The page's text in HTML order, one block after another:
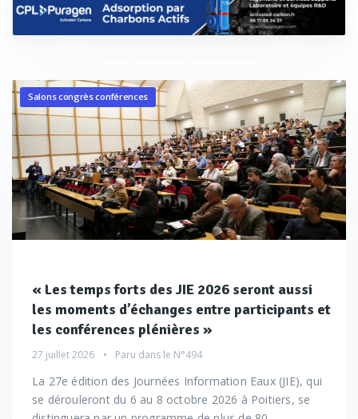
Salons congrès conférences
« Les temps forts des JIE 2026 seront aussi
les moments d’échanges entre participants et
les conférences plénières »
27 juillet 2026 Paru dans le N°494
La 27e édition des Journées Information Eaux (JIE), qui
se dérouleront du 6 au 8 octobre 2026 à Poitiers, se